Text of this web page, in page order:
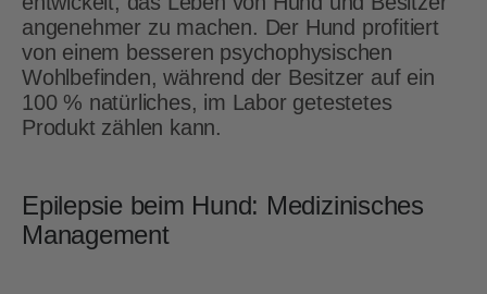
angenehmer zu machen. Der Hund profitiert
von einem besseren psychophysischen
Wohlbefinden, während der Besitzer auf ein
100 % natürliches, im Labor getestetes
Produkt zählen kann.
Epilepsie beim Hund: Medizinisches
Management